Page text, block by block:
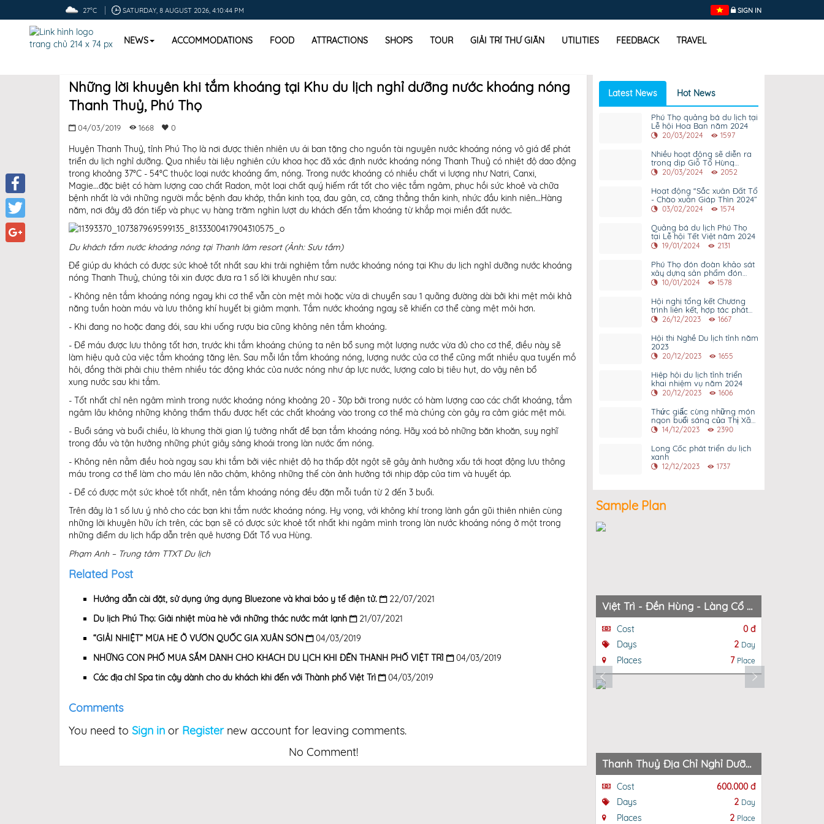
27°C SATURDAY, 8 AUGUST 2026, 4:10:44 PM SIGN IN
NEWS ACCOMMODATIONS FOOD ATTRACTIONS SHOPS TOUR GIẢI TRÍ THƯ GIÃN UTILITIES FEEDBACK TRAVEL
Facebook
Twitter
Những lời khuyên khi tắm khoáng tại Khu du lịch nghỉ dưỡng nước khoáng nóng
Thanh Thuỷ, Phú Thọ
04/03/2019 1668 0
Huyện Thanh Thuỷ, tỉnh Phú Thọ là nơi được thiên nhiên ưu ái ban tặng cho nguồn tài nguyên nước khoáng nóng vô giá để phát
triển du lịch nghỉ dưỡng. Qua nhiều tài liệu nghiên cứu khoa học đã xác định nước khoáng nóng Thanh Thuỷ có nhiệt độ dao động
trong khoảng 37°C - 54°C thuộc loại nước khoáng ấm, nóng. Trong nước khoáng có nhiều chất vi lượng như Natri, Canxi,
Magie...đặc biệt có hàm lượng cao chất Radon, một loại chất quý hiếm rất tốt cho việc tắm ngâm, phục hồi sức khoẻ và chữa
bệnh nhất là với những người mắc bệnh đau khớp, thần kinh tọa, đau gân, cơ, căng thẳng thần kinh, nhức đầu kinh niên…Hàng
năm, nơi đây đã đón tiếp và phục vụ hàng trăm nghìn lượt du khách đến tắm khoáng từ khắp mọi miền đất nước.
Du khách tắm nước khoáng nóng tại Thanh lâm resort (Ảnh: Sưu tầm)
Để giúp du khách có được sức khoẻ tốt nhất sau khi trải nghiệm tắm nước khoáng nóng tại Khu du lịch nghỉ dưỡng nước khoáng
nóng Thanh Thuỷ, chúng tôi xin được đưa ra 1 số lời khuyên như sau:
- Không nên tắm khoáng nóng ngay khi cơ thể vẫn còn mệt mỏi hoặc vừa di chuyển sau 1 quãng đường dài bởi khi mệt mỏi khả
năng tuần hoàn máu và lưu thông khí huyết bị giảm mạnh. Tắm nước khoáng ngay sẽ khiến cơ thể càng mệt mỏi hơn.
- Khi đang no hoặc đang đói, sau khi uống rượu bia cũng không nên tắm khoáng.
- Để máu được lưu thông tốt hơn, trước khi tắm khoáng chúng ta nên bổ sung một lượng nước vừa đủ cho cơ thể, điều này sẽ
làm hiệu quả của việc tắm khoáng tăng lên. Sau mỗi lần tắm khoáng nóng, lượng nước của cơ thể cũng mất nhiều qua tuyến mồ
hôi, đồng thời phải chịu thêm nhiều tác động khác của nước nóng như áp lực nước, lượng calo bị tiêu hụt, do vậy nên bổ
xung nước sau khi tắm.
- Tốt nhất chỉ nên ngâm mình trong nước khoáng nóng khoảng 20 - 30p bởi trong nước có hàm lượng cao các chất khoáng, tắm
ngâm lâu không những không thẩm thấu được hết các chất khoáng vào trong cơ thể mà chúng còn gây ra cảm giác mệt mỏi.
- Buổi sáng và buổi chiều, là khung thời gian lý tưởng nhất để bạn tắm khoáng nóng. Hãy xoá bỏ những băn khoăn, suy nghĩ
trong đầu và tận hưởng những phút giây sảng khoái trong làn nước ấm nóng.
- Không nên nằm điều hoà ngay sau khi tắm bởi việc nhiệt độ hạ thấp đột ngột sẽ gây ảnh hưởng xấu tới hoạt động lưu thông
máu trong cơ thể làm cho máu lên não chậm, không những thế còn ảnh hưởng tới nhịp đập của tim và huyết áp.
- Để có được một sức khoẻ tốt nhất, nên tắm khoáng nóng đều đặn mỗi tuần từ 2 đến 3 buổi.
Trên đây là 1 số lưu ý nhỏ cho các bạn khi tắm nước khoáng nóng. Hy vọng, với không khí trong lành gần gũi thiên nhiên cùng
những lời khuyên hữu ích trên, các bạn sẽ có được sức khoẻ tốt nhất khi ngâm mình trong làn nước khoáng nóng ở một trong
những điểm du lịch hấp dẫn trên quê hương Đất Tổ vua Hùng.
Phạm Anh – Trung tâm TTXT Du lịch
Related Post
Hướng dẫn cài đặt, sử dụng ứng dụng Bluezone và khai báo y tế điện tử.
22/07/2021
Du lịch Phú Thọ: Giải nhiệt mùa hè với những thác nước mát lạnh
21/07/2021
“GIẢI NHIỆT” MÙA HÈ Ở VƯỜN QUỐC GIA XUÂN SƠN
04/03/2019
NHỮNG CON PHỐ MUA SẮM DÀNH CHO KHÁCH DU LỊCH KHI ĐẾN THÀNH PHỐ VIỆT TRÌ
04/03/2019
Các địa chỉ Spa tin cậy dành cho du khách khi đến với Thành phố Việt Trì
04/03/2019
Comments
You need to Sign in or Registernew account for leaving comments.
No Comment!
Latest News Hot News
Phú Thọ quảng bá du lịch tại
Lễ hội Hoa Ban năm 2024
20/03/2024 1597
Nhiều hoạt động sẽ diễn ra
trong dịp Giỗ Tổ Hùng
Vương - Lễ hội Đền Hùng và
Tổ năm 2024.
20/03/2024 2052
Hoạt động “Sắc xuân Đất Tổ
- Chào xuân Giáp Thìn 2024”
03/02/2024 1574
Quảng bá du lịch Phú Thọ
tại Lễ hội Tết Việt năm 2024
19/01/2024 2131
Phú Thọ đón đoàn khảo sát
xây dựng sản phẩm đón
khách du lịch quốc tế
10/01/2024 1578
Hội nghị tổng kết Chương
trình liên kết, hợp tác phát
triển du lịch 8 tỉnhTây Bắc
Chí Minh năm 2023
26/12/2023 1667
Hội thi Nghề Du lịch tỉnh năm
2023
20/12/2023 1655
Hiệp hội du lịch tỉnh triển
khai nhiệm vụ năm 2024
20/12/2023 1606
Thức giấc cùng những món
ngon buổi sáng của Thị Xã
Phú Thọ.
14/12/2023 2390
Long Cốc phát triển du lịch
xanh
12/12/2023 1737
Sample Plan
Việt Trì - Đền Hùng - Làng Cổ Hùng Lô - KDL Nước Khoáng Nóng Thanh Thuỷ - Việt Trì
Cost
0 đ
Days
2 Day
Places 7 Place
Thanh Thuỷ Địa Chỉ Nghỉ Dưỡng Lý Tưởng” Việt Trì - Đền Hùng - Đền Lang Sương - Khu Du Lịch Đảo Ngọc
Cost
600.000 đ
Days
2 Day
Places 2 Place